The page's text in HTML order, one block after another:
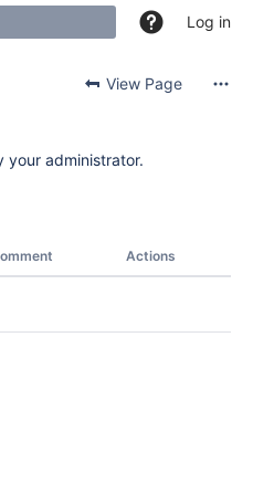
Log in
View Page
your administrator.
Actions